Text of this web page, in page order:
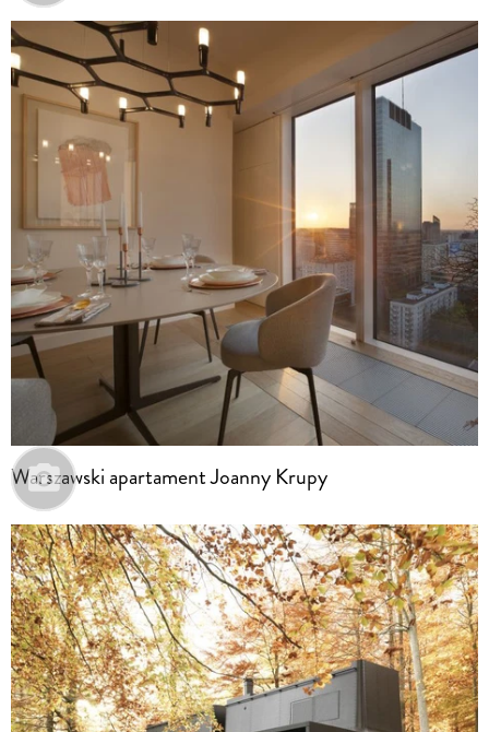
Warszawski apartament Joanny Krupy